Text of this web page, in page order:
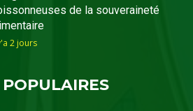
de la souveraineté
2 jours